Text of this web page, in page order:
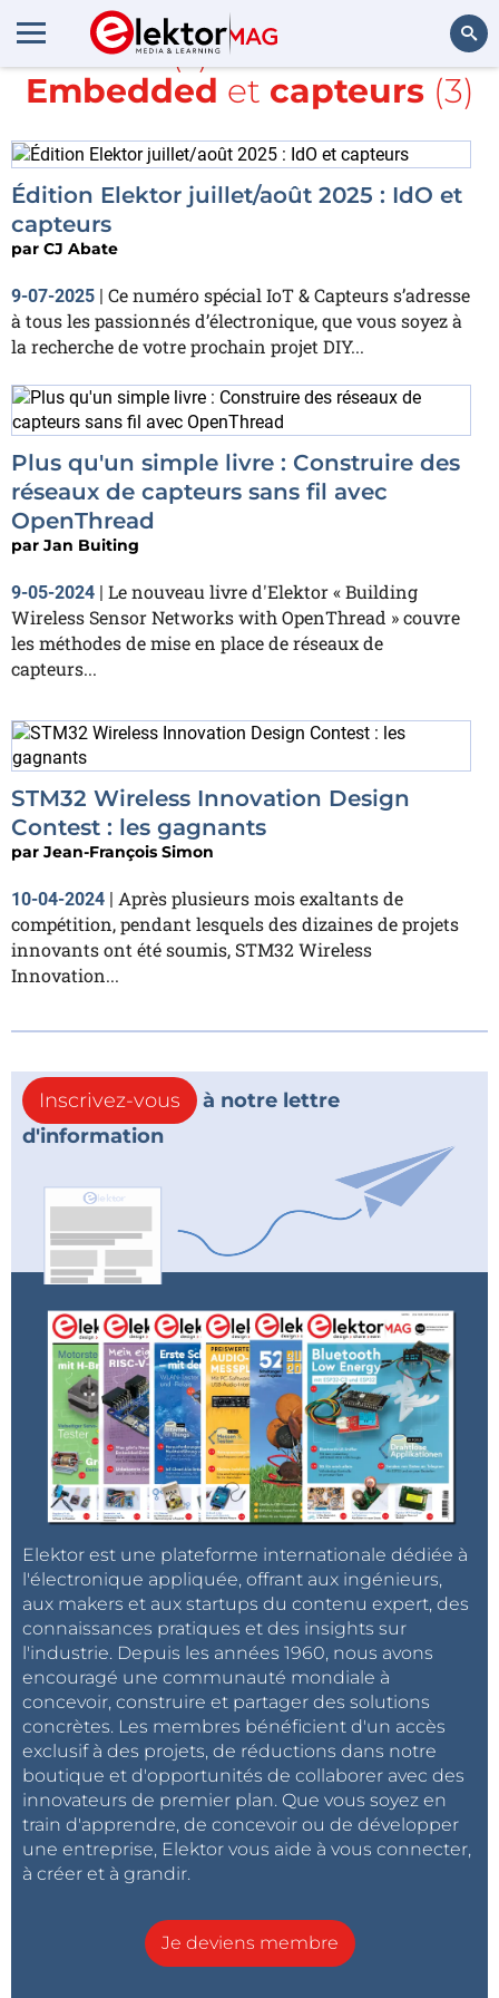
Rechercher
Article(s) avec la balise
Embedded et capteurs(3)
Édition Elektor juillet/août 2025 : IdO et
capteurs
par CJ Abate
9-07-2025 | Ce numéro spécial IoT & Capteurs s’adresse
à tous les passionnés d’électronique, que vous soyez à
la recherche de votre prochain projet DIY...
Plus qu'un simple livre : Construire des
réseaux de capteurs sans fil avec
OpenThread
par Jan Buiting
9-05-2024 | Le nouveau livre d'Elektor « Building
Wireless Sensor Networks with OpenThread » couvre
les méthodes de mise en place de réseaux de
capteurs...
STM32 Wireless Innovation Design
Contest : les gagnants
par Jean-François Simon
10-04-2024 | Après plusieurs mois exaltants de
compétition, pendant lesquels des dizaines de projets
innovants ont été soumis, STM32 Wireless
Innovation...
Inscrivez-vous
à notre lettre
d'information
Elektor est une plateforme internationale dédiée à
l'électronique appliquée, offrant aux ingénieurs,
aux makers et aux startups du contenu expert, des
connaissances pratiques et des insights sur
l'industrie. Depuis les années 1960, nous avons
encouragé une communauté mondiale à
concevoir, construire et partager des solutions
concrètes. Les membres bénéficient d'un accès
exclusif à des projets, de réductions dans notre
boutique et d'opportunités de collaborer avec des
innovateurs de premier plan. Que vous soyez en
train d'apprendre, de concevoir ou de développer
une entreprise, Elektor vous aide à vous connecter,
à créer et à grandir.
Je deviens membre